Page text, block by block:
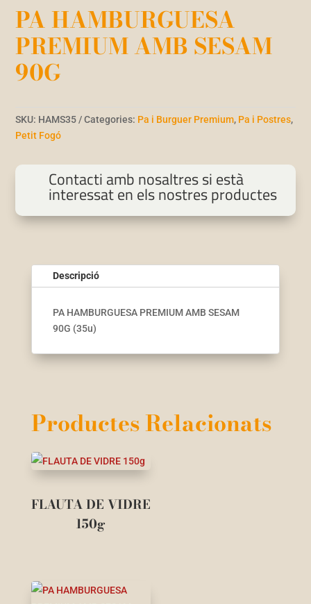
PA HAMBURGUESA
PREMIUM AMB SESAM
90G
SKU: HAMS35 Categories: Pa i Burguer Premium, Pa i Postres,
Petit Fogó
Contacti amb nosaltres si està
interessat en els nostres productes
Descripció
PA HAMBURGUESA PREMIUM AMB SESAM
90G (35u)
Productes Relacionats
FLAUTA DE VIDRE
150g